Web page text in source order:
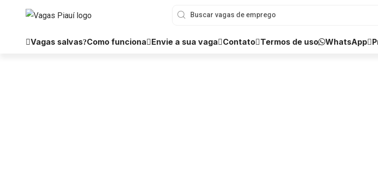
Vagas salvas Como funciona Envie a sua vaga Contato Termos de uso WhatsApp